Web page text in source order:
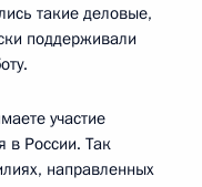
такие деловые,
поддерживали
участие
в России. Так
направленных